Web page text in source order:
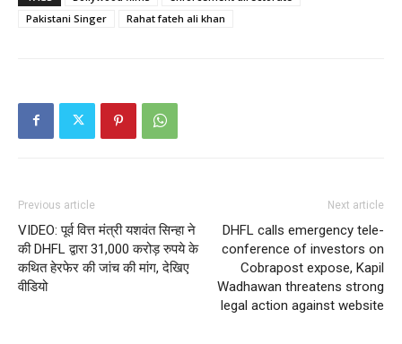
Pakistani Singer
Rahat fateh ali khan
Previous article
VIDEO: पूर्व वित्त मंत्री यशवंत सिन्हा ने
की DHFL द्वारा 31,000 करोड़ रुपये के
कथित हेरफेर की जांच की मांग, देखिए
वीडियो
Next article
DHFL calls emergency tele-
conference of investors on
Cobrapost expose, Kapil
Wadhawan threatens strong
legal action against website